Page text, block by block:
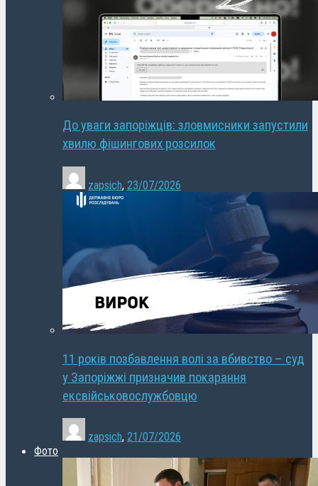
До уваги запоріжців: зловмисники запустили
хвилю фішингових розсилок
zapsich, 23/07/2026
11 років позбавлення волі за вбивство – суд
у Запоріжжі призначив покарання
ексвійськовослужбовцю
zapsich, 21/07/2026
Фото